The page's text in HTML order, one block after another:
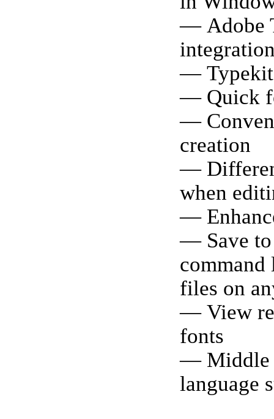
— Adobe
— Typekit
— Quick
—
creation
—
when
—
— Save
command
files on
— View
fonts
— Middle
language